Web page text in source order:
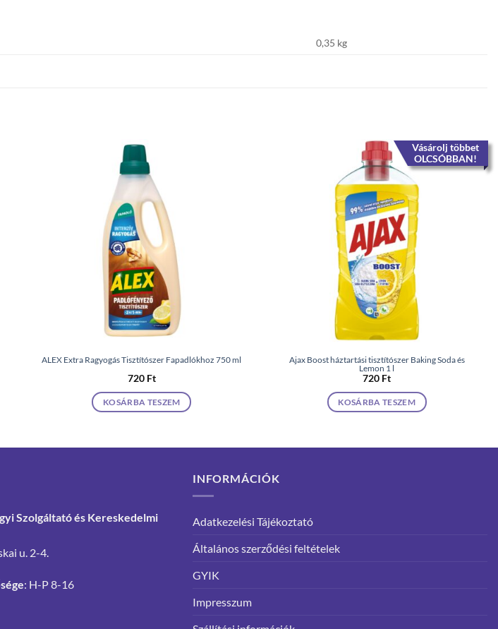
0,35 kg
ALEX Extra Ragyogás Tisztítószer Fapadlókhoz 750 ml
720 Ft
KOSÁRBA TESZEM
Vásárolj többet
OLCSÓBBAN!
Ajax Boost háztartási tisztítószer Baking Soda és
Lemon 1 l
720 Ft
KOSÁRBA TESZEM
Szolgáltató és Kereskedelmi
u. 2-4.
: H-P 8-16
INFORMÁCIÓK
Adatkezelési Tájékoztató
Általános szerződési feltételek
GYIK
Impresszum